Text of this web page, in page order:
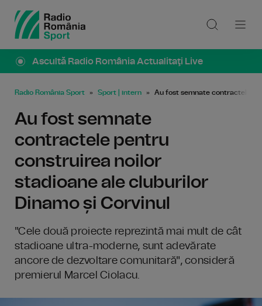
Ascultă Radio România Actualitaţi Live
Radio România Sport Sport | intern Au fost semnate contractele
Au fost semnate
contractele pentru
construirea noilor
stadioane ale cluburilor
Dinamo și Corvinul
"Cele două proiecte reprezintă mai mult de cât
stadioane ultra-moderne, sunt adevărate
ancore de dezvoltare comunitară", consideră
premierul Marcel Ciolacu.